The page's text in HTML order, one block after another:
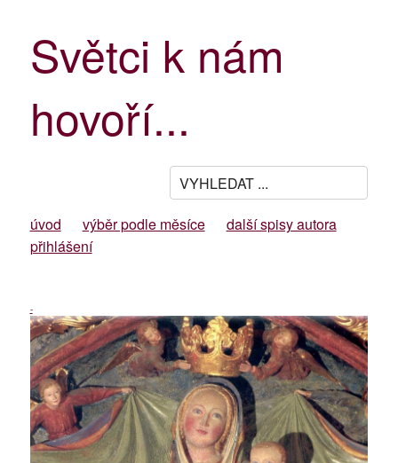
Světci k nám
hovoří...
úvod výběr podle měsíce
další spisy autora
přihlášení
-